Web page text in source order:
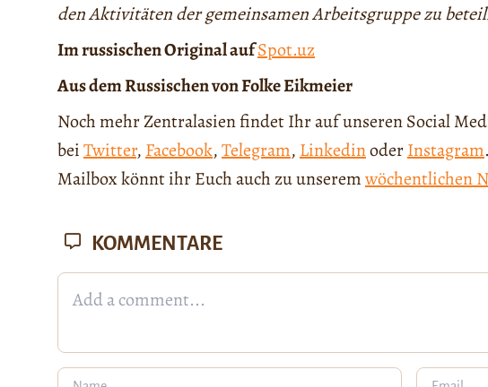
den Aktivitäten der gemeinsamen Arbeitsgruppe zu
Im russischen Original aufSpot.uz
Aus dem Russischen von Folke Eikmeier
Noch mehr Zentralasien findet Ihr auf unseren Social
beiTwitter, Facebook,Telegram, LinkedinoderInstagram
Mailbox könnt ihr Euch auch zu unseremwöchentlichen
KOMMENTARE